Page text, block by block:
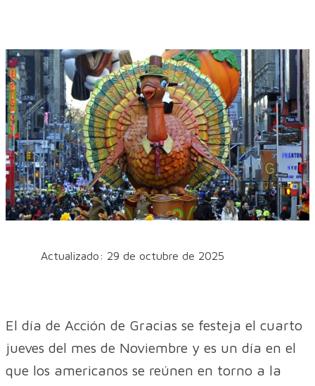
Actualizado: 29 de octubre de 2025
El día de Acción de Gracias se festeja el cuarto
jueves del mes de Noviembre y es un día en el
que los americanos se reúnen en torno a la